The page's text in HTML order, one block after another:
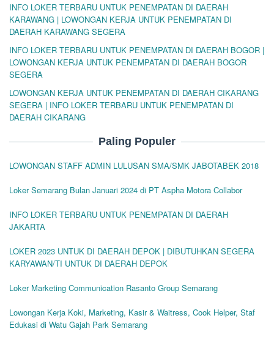
INFO LOKER TERBARU UNTUK PENEMPATAN DI DAERAH
KARAWANG | LOWONGAN KERJA UNTUK PENEMPATAN DI
DAERAH KARAWANG SEGERA
INFO LOKER TERBARU UNTUK PENEMPATAN DI DAERAH BOGOR |
LOWONGAN KERJA UNTUK PENEMPATAN DI DAERAH BOGOR
SEGERA
LOWONGAN KERJA UNTUK PENEMPATAN DI DAERAH CIKARANG
SEGERA | INFO LOKER TERBARU UNTUK PENEMPATAN DI
DAERAH CIKARANG
Paling Populer
LOWONGAN STAFF ADMIN LULUSAN SMA/SMK JABOTABEK 2018
Loker Semarang Bulan Januari 2024 di PT Aspha Motora Collabor
INFO LOKER TERBARU UNTUK PENEMPATAN DI DAERAH
JAKARTA
LOKER 2023 UNTUK DI DAERAH DEPOK | DIBUTUHKAN SEGERA
KARYAWAN/TI UNTUK DI DAERAH DEPOK
Loker Marketing Communication Rasanto Group Semarang
Lowongan Kerja Koki, Marketing, Kasir & Waitress, Cook Helper, Staf
Edukasi di Watu Gajah Park Semarang